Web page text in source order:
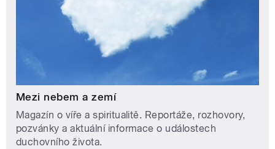
Mezi nebem a zemí
Magazín o víře a spiritualitě. Reportáže, rozhovory,
pozvánky a aktuální informace o událostech
duchovního života.